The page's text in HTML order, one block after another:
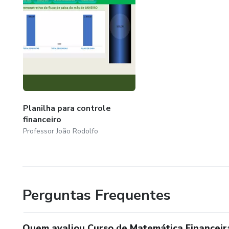
Planilha para controle
financeiro
Professor João Rodolfo
Perguntas Frequentes